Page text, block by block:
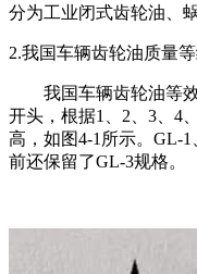
分为工业闭式齿轮油、
2.我国车辆齿轮油质量
我国车辆齿轮油等
开头，根据1、2、3、4
高，如图4-1所示。GL-
前还保留了GL-3规格。